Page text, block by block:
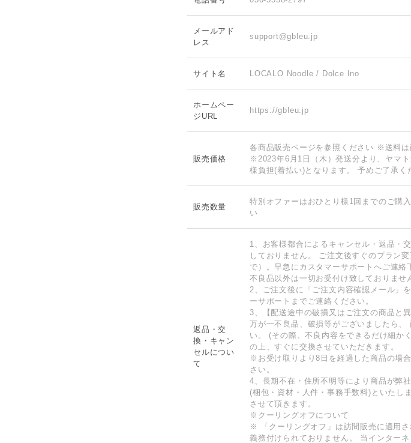
メールアド
レス
support@gbleu.jp
サイト名 LOCALO Noodle / Dolce Ino
ホームペー
ジURL
https://gbleu.jp
販売価格
各商品販売ページを参照ください ※送料は
※2023年6月1日（木）発送分より、ヤマ
様負担(着払い)となります。 予めご了承く
販売数量
特別オファーはおひとり様1回までのご購
い
返品・交
換・キャン
セルについ
て
1、お客様都合によるキャンセル・返品・
しておりません。 ご注文後すぐのプラン
で）。早急にカスタマーサポートへご連絡
不良品以外は一切お受付け致しておりませ
2、ご注文後に「ご注文内容確認メール」
ーサポートまでご連絡ください。
3、【配送途中の破損又はご注文の商品と
万が一不良品、破損等がございましたら
い。 (その際、不良内容をできるだけ細か
の上、すぐに交換させていただきます。
※お受け取りより8日を経過した商品の場
さい。
4、長期不在・住所不明等により商品が弊
(梱包・資材・人件・事務手数料)といたし
させて頂きます。
※クーリングオフについて
※ 「クーリングオフ」は訪問販売に適用
義務付けられておりません。 当インター